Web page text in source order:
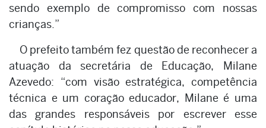
sendo exemplo de compromisso com nossas
crianças.”
O prefeito também fez questão de reconhecer a
atuação da secretária de Educação, Milane
Azevedo: “com visão estratégica, competência
técnica e um coração educador, Milane é uma
das grandes responsáveis por escrever esse